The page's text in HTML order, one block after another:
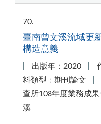
70
臺南曾文溪流域更
構造意義
出版年：2020
料類型︰期刊論文
查所108年度業務成
溪